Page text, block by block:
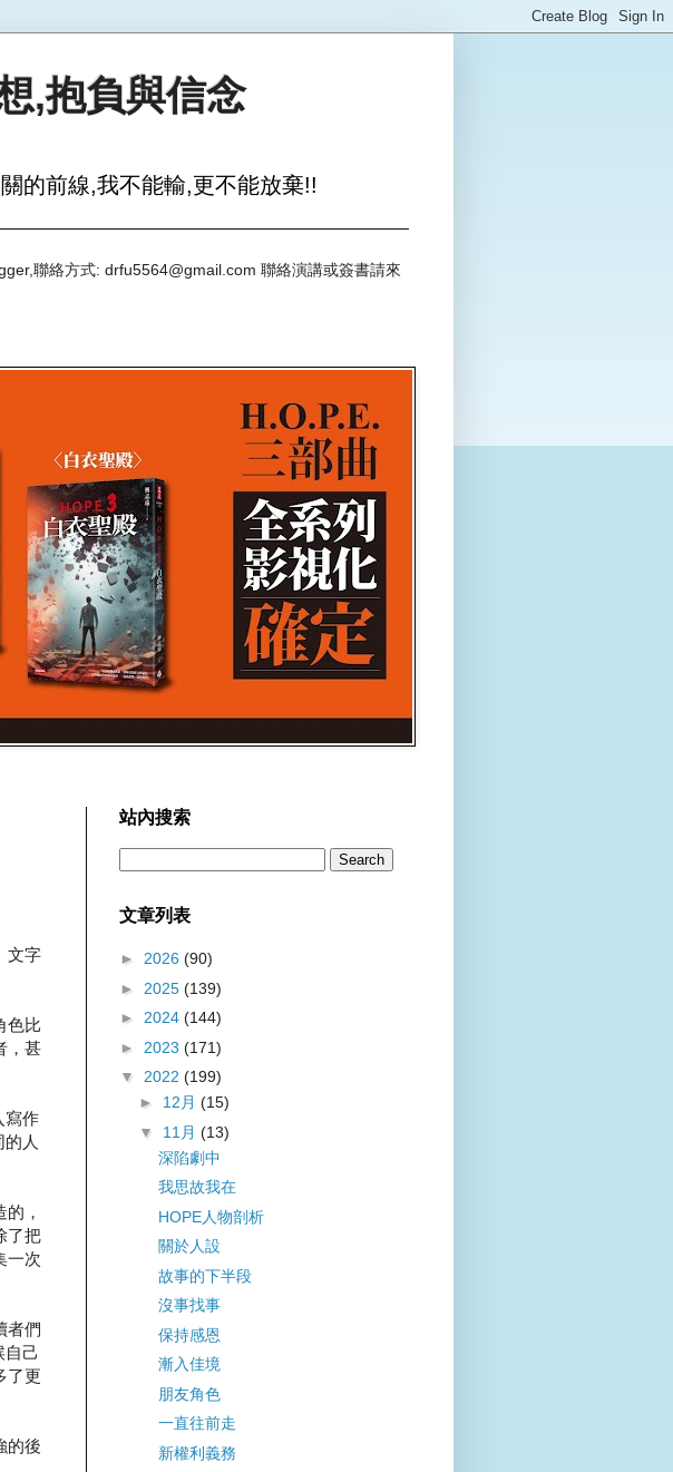
,抱負與信念
的前線,我不能輸,更不能放棄!!
聯絡方式: drfu5564@gmail.com 聯絡演講或簽書請來
文字
色比
，甚
寫作
人
，
了把
一次
者們
己
了更
的後
站內搜索
文章列表
► 2026 (90)
► 2025 (139)
► 2024 (144)
► 2023 (171)
▼ 2022 (199)
► 12月 (15)
▼ 11月 (13)
深陷劇中
我思故我在
HOPE人物剖析
關於人設
故事的下半段
沒事找事
保持感恩
漸入佳境
朋友角色
一直往前走
新權利義務